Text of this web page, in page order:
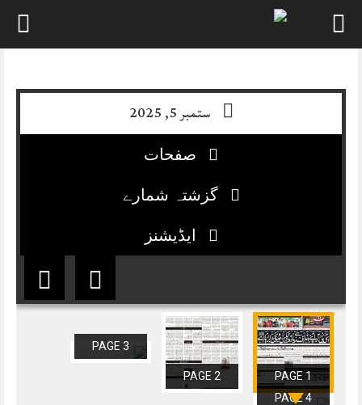
ستمبر 5, 2025
صفحات
گزشتہ شمارے
ایڈیشنز
PAGE 1
PAGE 2
PAGE 3
PAGE 4